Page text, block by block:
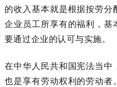
的收入基本就是根据按劳
企业员工所享有的福利，
要通过企业的认可与实施。
在中华人民共和国宪法当中
也是享有劳动权利的劳动